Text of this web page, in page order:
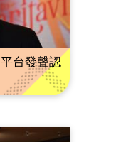
台發聲認